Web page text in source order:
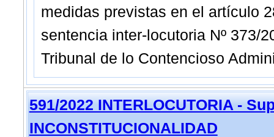
medidas previstas en el artículo
sentencia inter-locutoria Nº 373/
Tribunal de lo Contencioso
591/2022 INTERLOCUTORIA -
INCONSTITUCIONALIDAD